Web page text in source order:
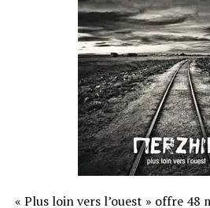
« Plus loin vers l’ouest » offre 48